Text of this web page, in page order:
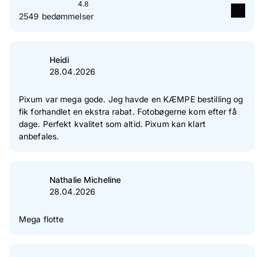
4.8
2549 bedømmelser
Stjerne(r)
Stjerne(r)
2 Stjerne(r)
0 %
1 Stjerne(r) 0 %
Verificering af kundeanmeldelser
Heidi
28.04.2026
Pixum var mega gode. Jeg havde en KÆMPE bestilling og
fik forhandlet en ekstra rabat. Fotobøgerne kom efter få
dage. Perfekt kvalitet som altid. Pixum kan klart
anbefales.
Nathalie Micheline
28.04.2026
Mega flotte